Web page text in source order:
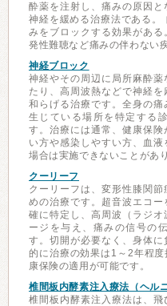
酔薬を注射し、痛みの原因
神経を緩める治療法である。
みをブロックする効果があ
発性難聴など痛みの伴わない
神経ブロック
神経やその周辺に局所麻酔
たり、高周波熱などで神経
和らげる治療です。全身の
生じている場所を特定する
す。治療には通常、健康保険
い方や感染しやすい方、血
場合は実施できないことがあ
クーリーフ
クーリーフは、変形性膝関
めの治療です。超音波エコ
確に特定し、高周波（ラジ
ージを与え、痛みの信号の
す。切開が必要なく、身体
的に治療の効果は1～2年程
康保険の適用が可能です。
椎間板内酵素注入療法（ヘル
椎間板内酵素注入療法は、